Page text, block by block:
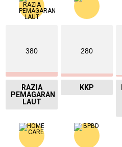
380
RAZIA
PEMAGARAN
LAUT
280
KKP